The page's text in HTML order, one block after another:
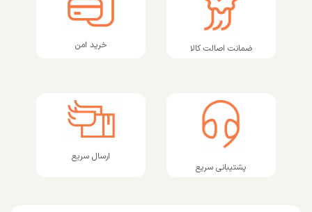
ضمانت اصالت کالا خرید امن
پشتیبانی سریع
ارسال سریع